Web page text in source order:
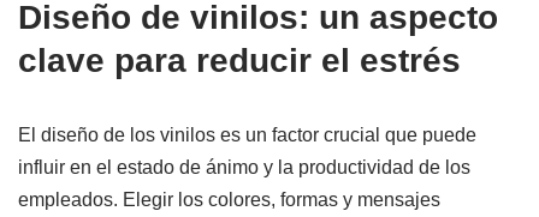
Diseño de vinilos: un aspecto
clave para reducir el estrés
El diseño de los vinilos es un factor crucial que puede
influir en el estado de ánimo y la productividad de los
empleados. Elegir los colores, formas y mensajes